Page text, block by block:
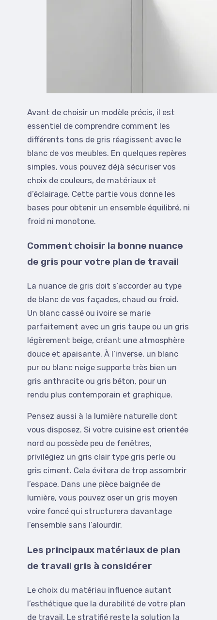
Avant de choisir un modèle précis, il est
essentiel de comprendre comment les
différents tons de gris réagissent avec le
blanc de vos meubles. En quelques repères
simples, vous pouvez déjà sécuriser vos
choix de couleurs, de matériaux et
d’éclairage. Cette partie vous donne les
bases pour obtenir un ensemble équilibré, ni
froid ni monotone.
Comment choisir la bonne nuance
de gris pour votre plan de travail
La nuance de gris doit s’accorder au type
de blanc de vos façades, chaud ou froid.
Un blanc cassé ou ivoire se marie
parfaitement avec un gris taupe ou un gris
légèrement beige, créant une atmosphère
douce et apaisante. À l’inverse, un blanc
pur ou blanc neige supporte très bien un
gris anthracite ou gris béton, pour un
rendu plus contemporain et graphique.
Pensez aussi à la lumière naturelle dont
vous disposez. Si votre cuisine est orientée
nord ou possède peu de fenêtres,
privilégiez un gris clair type gris perle ou
gris ciment. Cela évitera de trop assombrir
l’espace. Dans une pièce baignée de
lumière, vous pouvez oser un gris moyen
voire foncé qui structurera davantage
l’ensemble sans l’alourdir.
Les principaux matériaux de plan
de travail gris à considérer
Le choix du matériau influence autant
l’esthétique que la durabilité de votre plan
de travail. Le stratifié reste la solution la